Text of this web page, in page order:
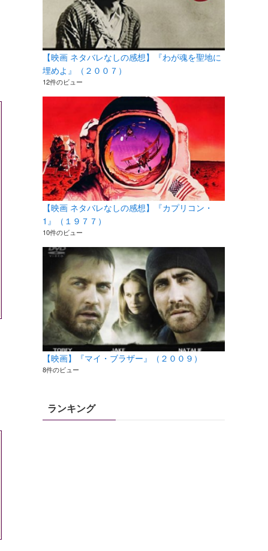
【映画 ネタバレなしの感想】『わが魂を聖地に
埋めよ』（２００７）
12件のビュー
【映画 ネタバレなしの感想】『カプリコン・
1』（１９７７）
10件のビュー
【映画】『マイ・ブラザー』（２００９）
8件のビュー
ランキング